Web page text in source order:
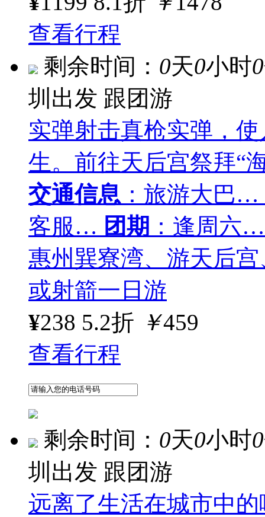
查看行程
剩余时间： 0天0小时0
圳出发 跟团游
实弹射击真枪实弹，
生。前往天后宫祭拜“
交通信息 ：旅游大巴…
客服… 团期 ：逢周六…
惠州巽寮湾、游天后
或射箭一日游
¥238 5.2折 ￥459
查看行程
剩余时间： 0天0小时0
圳出发 跟团游
远离了生活在城市中